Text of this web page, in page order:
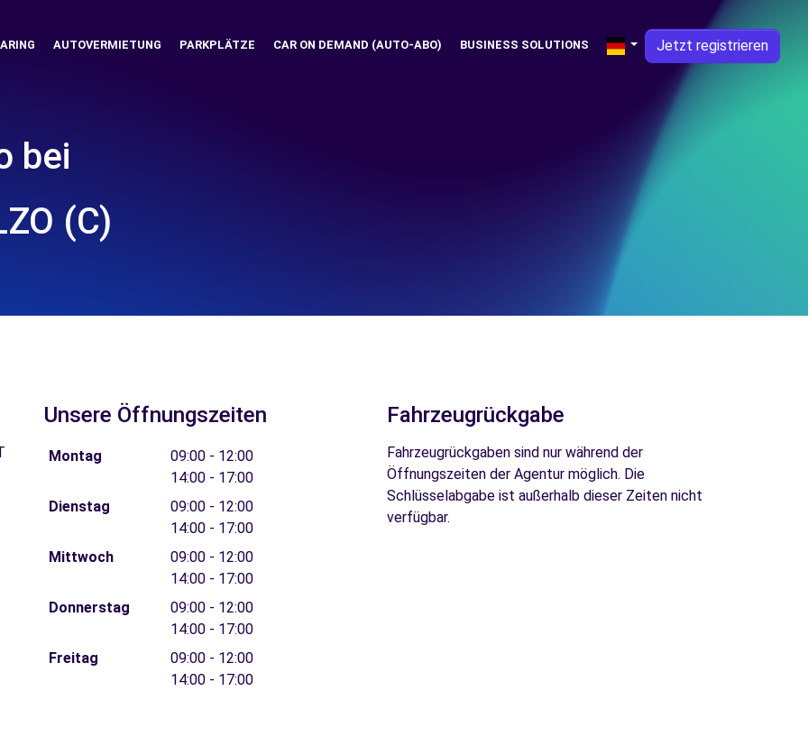
AUTOVERMIETUNG PARKPLÄTZE CAR ON DEMAND (AUTO-ABO) BUSINESS SOLUTIONS Jetzt registrieren
bei
(C)
Unsere Öffnungszeiten
Montag
09:00 - 12:00
14:00 - 17:00
Dienstag
09:00 - 12:00
14:00 - 17:00
Mittwoch
09:00 - 12:00
14:00 - 17:00
Donnerstag
09:00 - 12:00
14:00 - 17:00
Freitag
09:00 - 12:00
14:00 - 17:00
Fahrzeugrückgabe
Fahrzeugrückgaben sind nur während der
Öffnungszeiten der Agentur möglich. Die
Schlüsselabgabe ist außerhalb dieser Zeiten nicht
verfügbar.